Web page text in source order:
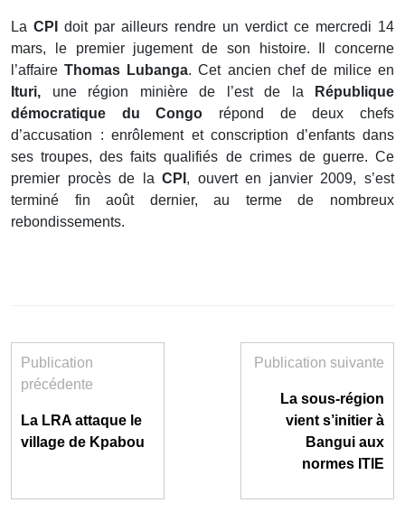
La CPI
doit par ailleurs rendre un verdict ce mercredi 14
mars, le premier jugement de son histoire. Il concerne
l’affaireThomas Lubanga. Cet ancien chef de milice en
Ituri, une région minière de l’est de la
République
démocratique du Congo répond de deux chefs
d’accusation : enrôlement et conscription d’enfants dans
ses troupes, des faits qualifiés de crimes de guerre. Ce
premier procès de laCPI , ouvert en janvier 2009, s’est
terminé fin août dernier, au terme de nombreux
rebondissements.
Publication
précédente
La LRA attaque le
village de Kpabou
Publication suivante
La sous-région
vient s’initier à
Bangui aux
normes ITIE